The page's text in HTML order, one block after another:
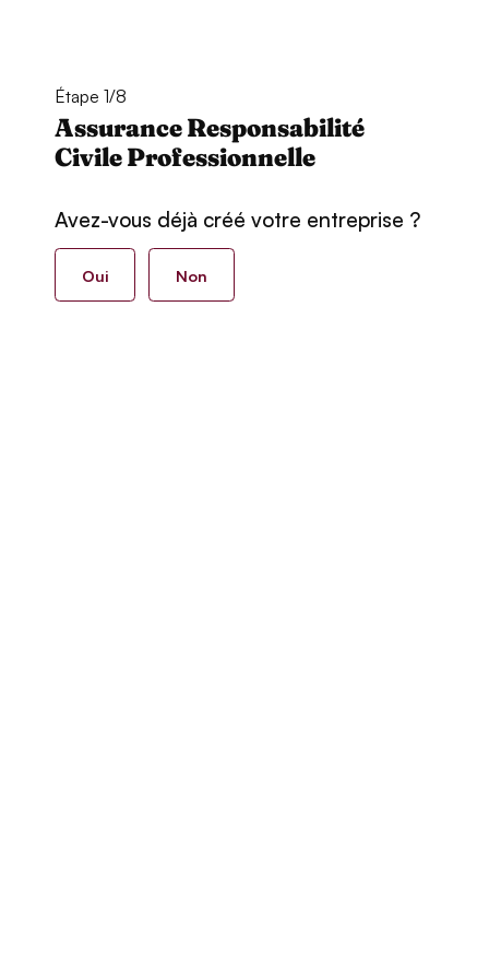
Étape 1/8
Assurance Responsabilité
Civile Professionnelle
Avez-vous déjà créé votre entreprise ?
Oui Non